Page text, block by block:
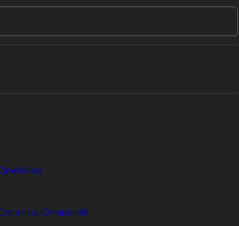
Cinépolis®